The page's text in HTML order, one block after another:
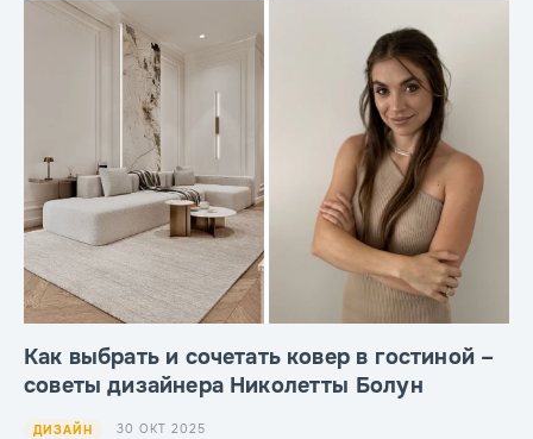
Как выбрать и сочетать ковер в гостиной –
советы дизайнера Николетты Болун
ДИЗАЙН 30 ОКТ 2025